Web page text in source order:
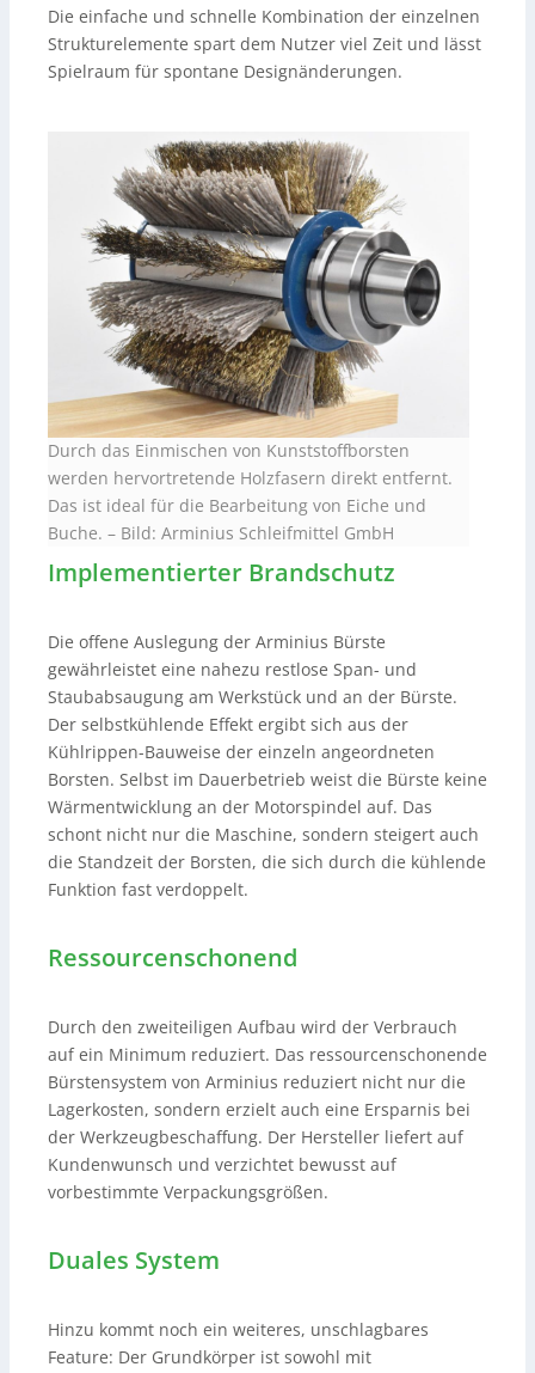
Die einfache und schnelle Kombination der einzelnen
Strukturelemente spart dem Nutzer viel Zeit und lässt
Spielraum für spontane Designänderungen.
Durch das Einmischen von Kunststoffborsten
werden hervortretende Holzfasern direkt entfernt.
Das ist ideal für die Bearbeitung von Eiche und
Buche. – Bild: Arminius Schleifmittel GmbH
Implementierter Brandschutz
Die offene Auslegung der Arminius Bürste
gewährleistet eine nahezu restlose Span- und
Staubabsaugung am Werkstück und an der Bürste.
Der selbstkühlende Effekt ergibt sich aus der
Kühlrippen-Bauweise der einzeln angeordneten
Borsten. Selbst im Dauerbetrieb weist die Bürste keine
Wärmentwicklung an der Motorspindel auf. Das
schont nicht nur die Maschine, sondern steigert auch
die Standzeit der Borsten, die sich durch die kühlende
Funktion fast verdoppelt.
Ressourcenschonend
Durch den zweiteiligen Aufbau wird der Verbrauch
auf ein Minimum reduziert. Das ressourcenschonende
Bürstensystem von Arminius reduziert nicht nur die
Lagerkosten, sondern erzielt auch eine Ersparnis bei
der Werkzeugbeschaffung. Der Hersteller liefert auf
Kundenwunsch und verzichtet bewusst auf
vorbestimmte Verpackungsgrößen.
Duales System
Hinzu kommt noch ein weiteres, unschlagbares
Feature: Der Grundkörper ist sowohl mit